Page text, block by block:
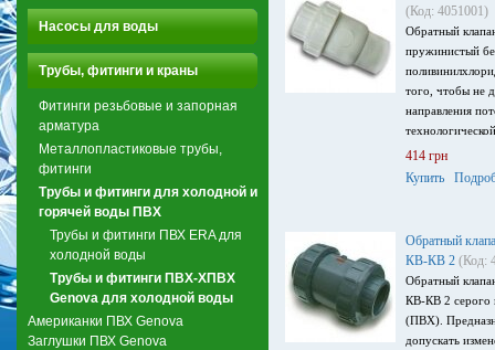
Насосы для воды
Трубы, фитинги и краны
Фитинги резьбовые и запорная
арматура
Металлопластиковые трубы,
фитинги
Трубы и фитинги для холодной и
горячей воды ПВХ
Трубы и фитинги ПВХ ERA для
холодной воды
Трубы и фитинги ПВХ-ХПВХ
Genova для холодной воды
Американки ПВХ Genova
Заглушки ПВХ Genova
(Код: 4051001)
Обратный
пружинистый
того, чтобы не
направления
414 грн
Купить
Обратный
КВ-КВ 2 (Код:
Обратный
КВ-КВ 2 серого
(ПВХ).
допускать